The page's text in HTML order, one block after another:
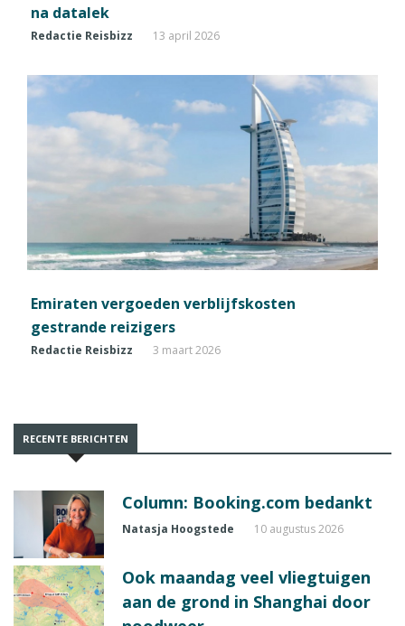
na datalek
Redactie Reisbizz 13 april 2026
Emiraten vergoeden verblijfskosten
gestrande reizigers
Redactie Reisbizz 3 maart 2026
RECENTE BERICHTEN
Column: Booking.com bedankt
Natasja Hoogstede 10 augustus 2026
Ook maandag veel vliegtuigen
aan de grond in Shanghai door